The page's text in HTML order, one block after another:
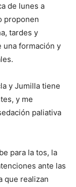
de lunes a
proponen
tardes y
una formación y
y Jumilla tiene
y me
paliativa
para la tos, la
ante las
que realizan